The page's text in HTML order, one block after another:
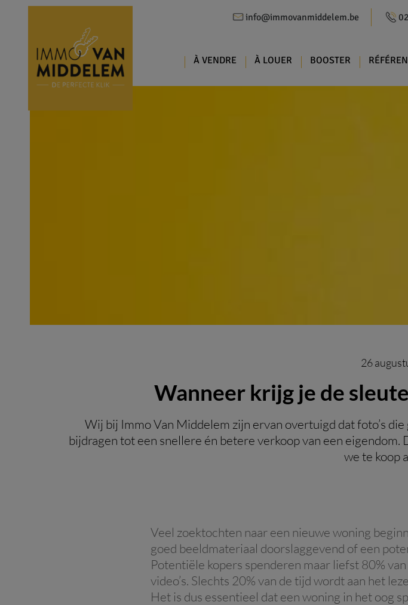
info@immovanmiddelem.be
À VENDRE À LOUER BOOSTER
26
Wanneer krijg je de
Wij bij Immo Van Middelem zijn ervan overtuigd dat foto’s
bijdragen tot een snellere én betere verkoop van een
we te koop
Veel zoektochten naar een nieuwe woning
goed beeldmateriaal doorslaggevend of een
Potentiële kopers spenderen maar liefst 80%
video’s. Slechts 20% van de tijd wordt aan het
Het is dus essentieel dat een woning in het oog